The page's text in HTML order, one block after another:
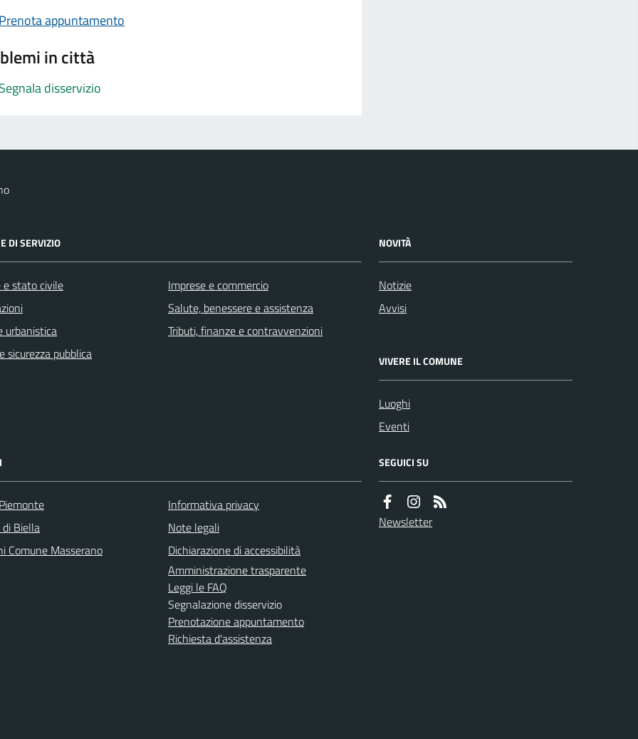
Prenota appuntamento
in città
Segnala disservizio
DI SERVIZIO
e stato civile
urbanistica
sicurezza pubblica
Imprese e commercio
Salute, benessere e assistenza
Tributi, finanze e contravvenzioni
NOVITÀ
Notizie
Avvisi
VIVERE IL COMUNE
Luoghi
Eventi
Biella
Comune Masserano
Informativa privacy
Note legali
Dichiarazione di accessibilità
Amministrazione trasparente
Leggi le FAQ
Segnalazione disservizio
Prenotazione appuntamento
Richiesta d'assistenza
SEGUICI SU
Newsletter